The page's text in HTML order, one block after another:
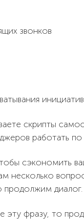
скрипты
работать по
сэкономить
несколько
продолжим
эту фразу, то